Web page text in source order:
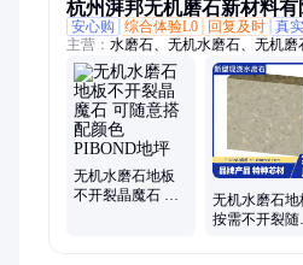
杭州湃邦无机磨石新材料有
安心购
综合体验L0 回复及时 真
主营： 水磨石、无机水磨石、无机
泥、修补砂浆、水磨石材料
无机水磨石地板
不开裂晶魔石 可
无机水磨石地
按需不开裂随